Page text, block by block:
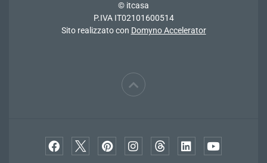
© itcasa
P.IVA IT02101600514
Sito realizzato con Domyno Accelerator